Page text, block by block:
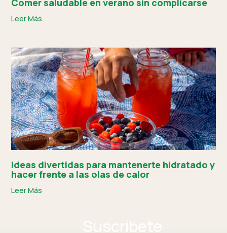
Comer saludable en verano sin complicarse
Leer Más
Ideas divertidas para mantenerte hidratado y
hacer frente a las olas de calor
Leer Más
Suscríbete